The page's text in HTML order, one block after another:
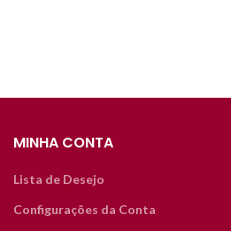
MINHA CONTA
Lista de Desejo
Configurações da Conta